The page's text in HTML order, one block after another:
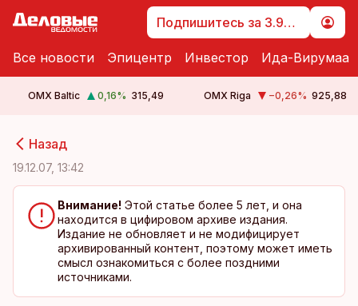
Подпишитесь за 3.99 €
Все новости Эпицентр Инвестор Ида-Вирумаа
OMX Baltic 0,16% 315,49 OMX Riga −0,26% 925,88
Назад
19.12.07, 13:42
Внимание! Этой статье более 5 лет, и она
находится в цифировом архиве издания.
Издание не обновляет и не модифицирует
архивированный контент, поэтому может иметь
смысл ознакомиться с более поздними
источниками.